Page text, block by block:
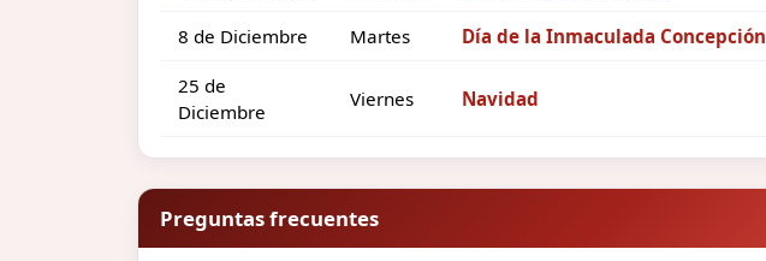
8 de Diciembre Martes Día de la Inmaculada Concepción
25 de
Diciembre
Viernes Navidad
Preguntas frecuentes